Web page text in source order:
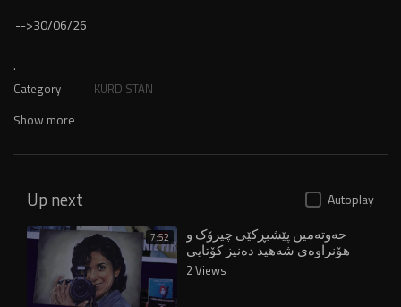
-->30/06/26
.
Category KURDISTAN
Show more
Up next Autoplay
7:52 حەوتەمین پێشبڕکێی چیرۆک و
هۆنراوەی شەهید دەنیز کۆتایی
هات
2 Views